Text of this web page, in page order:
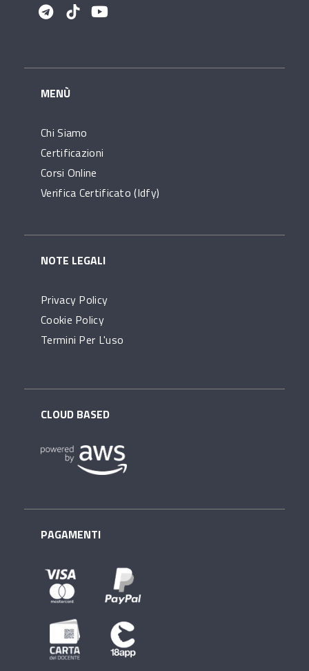
MENÙ
Chi Siamo
Certificazioni
Corsi Online
Verifica Certificato (idfy)
NOTE LEGALI
Privacy Policy
Cookie Policy
Termini Per L'uso
CLOUD BASED
PAGAMENTI